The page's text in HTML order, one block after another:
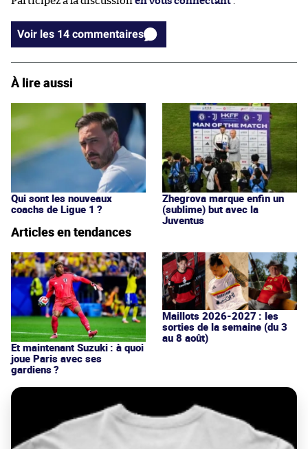
Voir les 14 commentaires
À lire aussi
Qui sont les nouveaux
coachs de Ligue 1 ?
Zhegrova marque enfin un
(sublime) but avec la
Juventus
Articles en tendances
Et maintenant Suzuki : à quoi
joue Paris avec ses
gardiens ?
Maillots 2026-2027 : les
sorties de la semaine (du 3
au 8 août)